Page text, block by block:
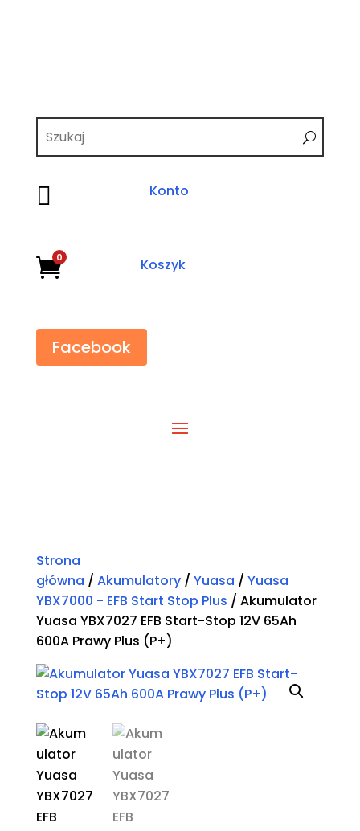
 Konto

0 Koszyk
Facebook
Strona
główna / Akumulatory/ Yuasa / Yuasa
YBX7000 - EFB Start Stop Plus / Akumulator
Yuasa YBX7027 EFB Start-Stop 12V 65Ah
600A Prawy Plus (P+)